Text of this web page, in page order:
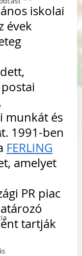
iskolai
évek
munkát és
1991-ben
FERLING
amelyet
PR piac
tartják